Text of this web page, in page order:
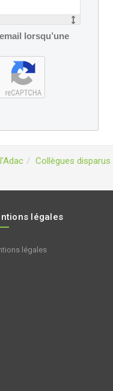
lorsqu’une
Collègues disparus
légales
légales